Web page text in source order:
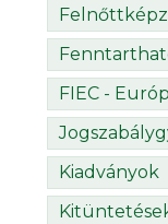
FIEC -
Kiadványok